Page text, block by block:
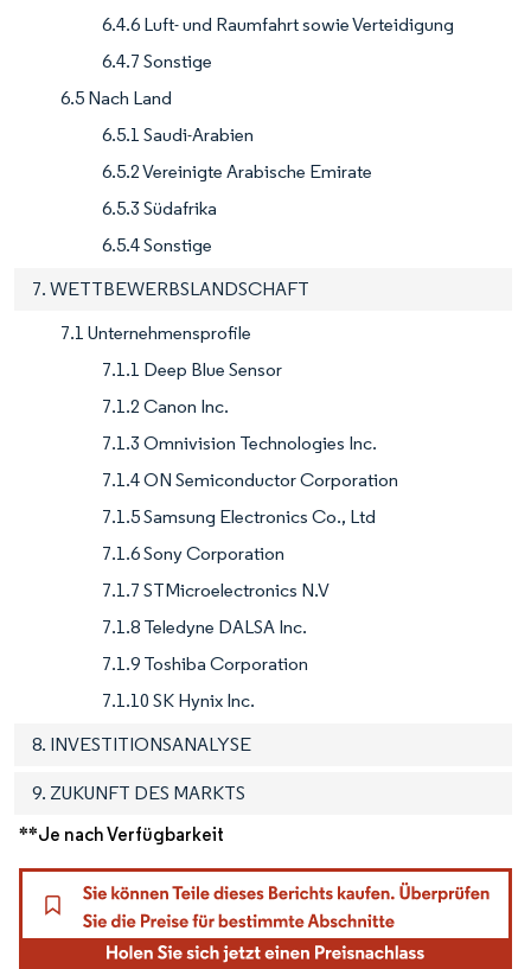
6.4.6 Luft- und Raumfahrt sowie Verteidigung
6.4.7 Sonstige
6.5 Nach Land
6.5.1 Saudi-Arabien
6.5.2 Vereinigte Arabische Emirate
6.5.3 Südafrika
6.5.4 Sonstige
7. WETTBEWERBSLANDSCHAFT
7.1 Unternehmensprofile
7.1.1 Deep Blue Sensor
7.1.2 Canon Inc.
7.1.3 Omnivision Technologies Inc.
7.1.4 ON Semiconductor Corporation
7.1.5 Samsung Electronics Co., Ltd
7.1.6 Sony Corporation
7.1.7 STMicroelectronics N.V
7.1.8 Teledyne DALSA Inc.
7.1.9 Toshiba Corporation
7.1.10 SK Hynix Inc.
8. INVESTITIONSANALYSE
9. ZUKUNFT DES MARKTS
**Je nach Verfügbarkeit